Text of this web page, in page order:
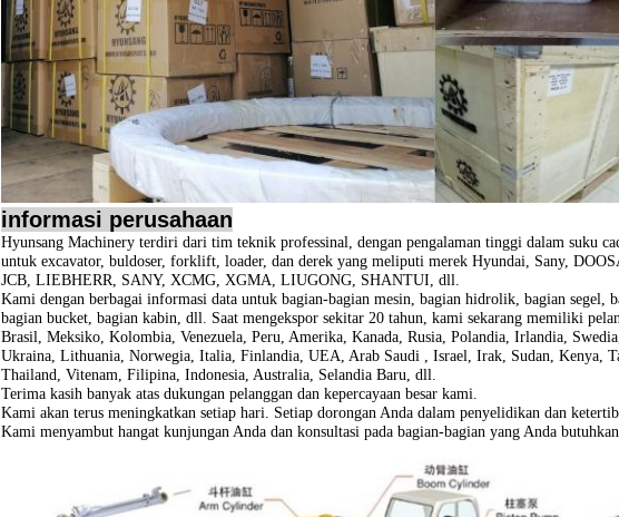
informasi perusahaan
Hyunsang Machinery terdiri dari tim teknik professinal, dengan pengalaman tinggi dalam suku
untuk excavator, buldoser, forklift, loader, dan derek yang meliputi merek Hyundai, Sany,
JCB, LIEBHERR, SANY, XCMG, XGMA, LIUGONG, SHANTUI, dll.
Kami dengan berbagai informasi data untuk bagian-bagian mesin, bagian hidrolik, bagian segel,
bagian bucket, bagian kabin, dll. Saat mengekspor sekitar 20 tahun, kami sekarang memiliki
Brasil, Meksiko, Kolombia, Venezuela, Peru, Amerika, Kanada, Rusia, Polandia, Irlandia,
Ukraina, Lithuania, Norwegia, Italia, Finlandia, UEA, Arab Saudi , Israel, Irak, Sudan, Kenya,
Thailand, Vitenam, Filipina, Indonesia, Australia, Selandia Baru, dll.
Terima kasih banyak atas dukungan pelanggan dan kepercayaan besar kami.
Kami akan terus meningkatkan setiap hari. Setiap dorongan Anda dalam penyelidikan dan
Kami menyambut hangat kunjungan Anda dan konsultasi pada bagian-bagian yang Anda